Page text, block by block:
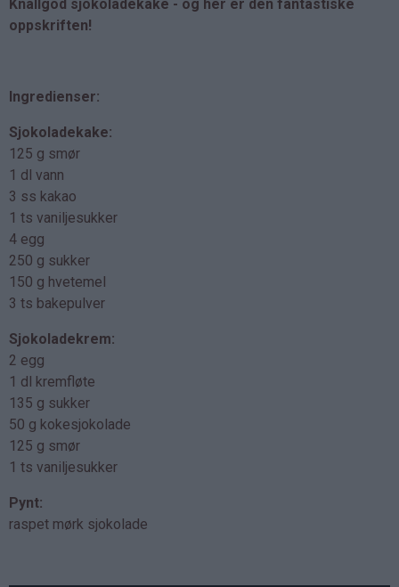
Knallgod sjokoladekake - og her er den fantastiske
oppskriften!
Ingredienser:
Sjokoladekake:
125 g smør
1 dl vann
3 ss kakao
1 ts vaniljesukker
4 egg
250 g sukker
150 g hvetemel
3 ts bakepulver
Sjokoladekrem:
2 egg
1 dl kremfløte
135 g sukker
50 g kokesjokolade
125 g smør
1 ts vaniljesukker
Pynt:
raspet mørk sjokolade